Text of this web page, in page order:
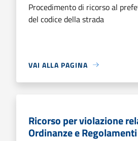
Procedimento di ricorso al
del codice della strada
VAI ALLA PAGINA
Ricorso per violazione
Ordinanze e